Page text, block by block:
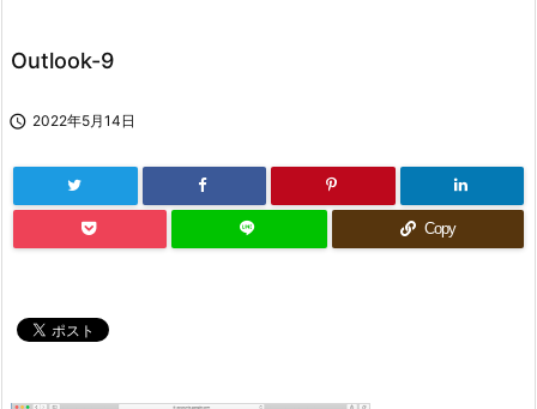
Outlook-9
 2022年5月14日
Copy